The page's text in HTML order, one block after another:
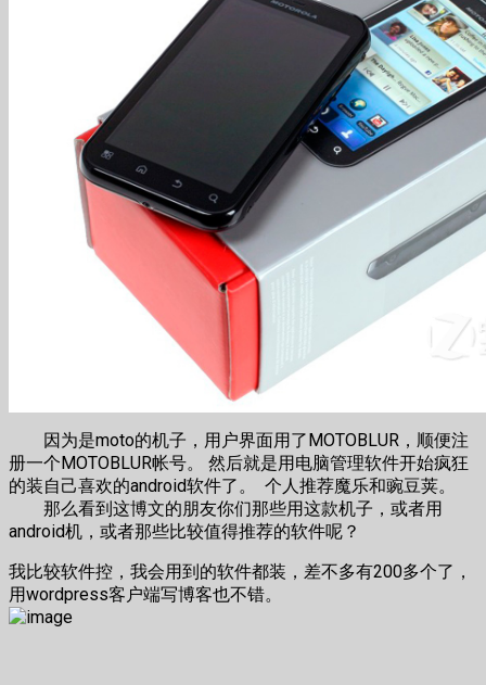
因为是moto的机子，用户界面用了MOTOBLUR，顺便注
册一个MOTOBLUR帐号。 然后就是用电脑管理软件开始疯狂
的装自己喜欢的android软件了。 个人推荐魔乐和豌豆荚。
那么看到这博文的朋友你们那些用这款机子，或者用
android机，或者那些比较值得推荐的软件呢？
我比较软件控，我会用到的软件都装，差不多有200多个了，
用wordpress客户端写博客也不错。